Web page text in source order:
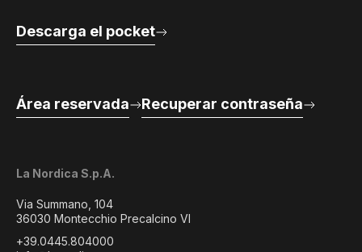
La Nordica S.p.A.
Via Summano, 104
36030 Montecchio Precalcino VI
+39.0445.804000
Descarga el pocket
Área reservada Recuperar contraseña